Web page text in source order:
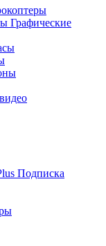
Графические
Подписка